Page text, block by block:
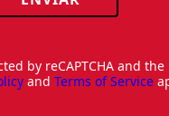
by reCAPTCHA and the
and Terms of Service